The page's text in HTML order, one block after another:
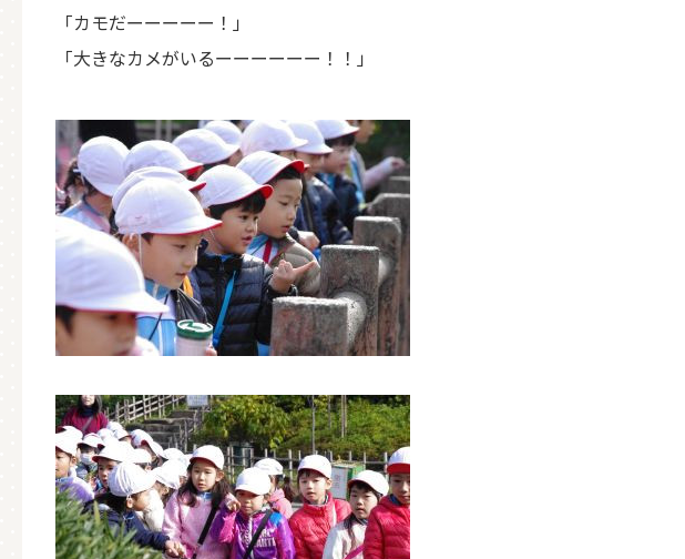
「カモだーーーーー！」
「大きなカメがいるーーーーーー！！」